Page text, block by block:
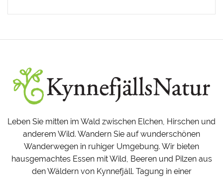
Leben Sie mitten im Wald zwischen Elchen, Hirschen und
anderem Wild. Wandern Sie auf wunderschönen
Wanderwegen in ruhiger Umgebung. Wir bieten
hausgemachtes Essen mit Wild, Beeren und Pilzen aus
den Wäldern von Kynnefjäll. Tagung in einer